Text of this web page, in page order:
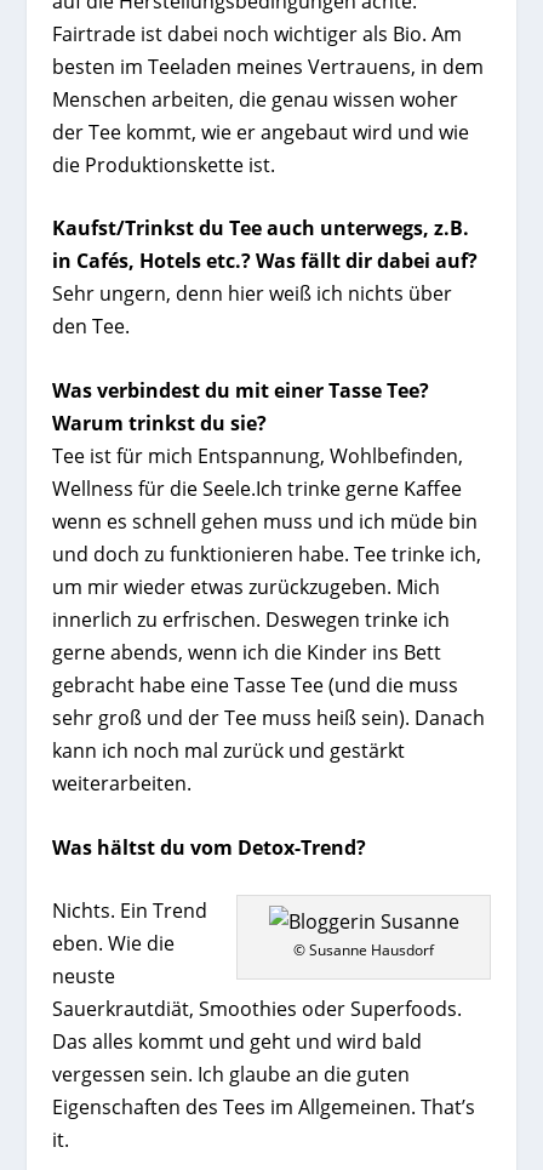
Fairtrade ist dabei noch wichtiger als Bio. Am
besten im Teeladen meines Vertrauens, in dem
Menschen arbeiten, die genau wissen woher
der Tee kommt, wie er angebaut wird und wie
die Produktionskette ist.
Kaufst/Trinkst du Tee auch unterwegs, z.B.
in Cafés, Hotels etc.? Was fällt dir dabei auf?
Sehr ungern, denn hier weiß ich nichts über
den Tee.
Was verbindest du mit einer Tasse Tee?
Warum trinkst du sie?
Tee ist für mich Entspannung, Wohlbefinden,
Wellness für die Seele.Ich trinke gerne Kaffee
wenn es schnell gehen muss und ich müde bin
und doch zu funktionieren habe. Tee trinke ich,
um mir wieder etwas zurückzugeben. Mich
innerlich zu erfrischen. Deswegen trinke ich
gerne abends, wenn ich die Kinder ins Bett
gebracht habe eine Tasse Tee (und die muss
sehr groß und der Tee muss heiß sein). Danach
kann ich noch mal zurück und gestärkt
weiterarbeiten.
Was hältst du vom Detox-Trend?
© Susanne Hausdorf
Nichts. Ein Trend
eben. Wie die
neuste
Sauerkrautdiät, Smoothies oder Superfoods.
Das alles kommt und geht und wird bald
vergessen sein. Ich glaube an die guten
Eigenschaften des Tees im Allgemeinen. That’s
it.